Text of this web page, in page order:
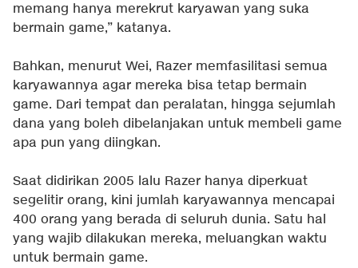
memang hanya merekrut karyawan yang suka
bermain game,” katanya.
Bahkan, menurut Wei, Razer memfasilitasi semua
karyawannya agar mereka bisa tetap bermain
game. Dari tempat dan peralatan, hingga sejumlah
dana yang boleh dibelanjakan untuk membeli game
apa pun yang diingkan.
Saat didirikan 2005 lalu Razer hanya diperkuat
segelitir orang, kini jumlah karyawannya mencapai
400 orang yang berada di seluruh dunia. Satu hal
yang wajib dilakukan mereka, meluangkan waktu
untuk bermain game.